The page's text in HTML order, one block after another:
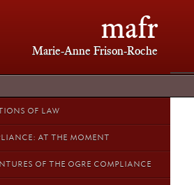
mafr
Marie-Anne Frison-Roche
OF LAW
AT THE MOMENT
OF THE OGRE COMPLIANCE